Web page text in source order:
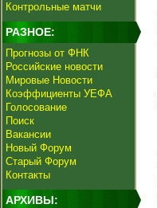
Контрольные матчи
РАЗНОЕ:
Прогнозы от ФНК
Российские новости
Мировые Новости
Коэффициенты УЕФА
Голосование
Поиск
Вакансии
Новый Форум
Старый Форум
Контакты
АРХИВЫ: